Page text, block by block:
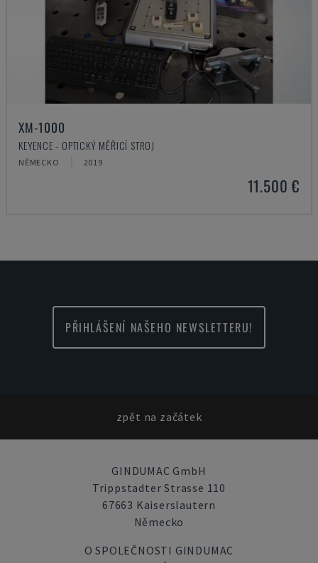
XM-1000
KEYENCE - OPTICKÝ MĚŘICÍ STROJ
NĚMECKO 2019
11.500 €
PŘIHLÁŠENÍ NAŠEHO NEWSLETTERU!
zpět na začátek
GINDUMAC GmbH
Trippstadter Strasse 110
67663 Kaiserslautern
Německo
O SPOLEČNOSTI GINDUMAC